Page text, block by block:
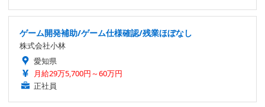
ゲーム開発補助/ゲーム仕様確認/残業ほぼなし
株式会社小林
愛知県
月給29万5,700円～60万円
正社員